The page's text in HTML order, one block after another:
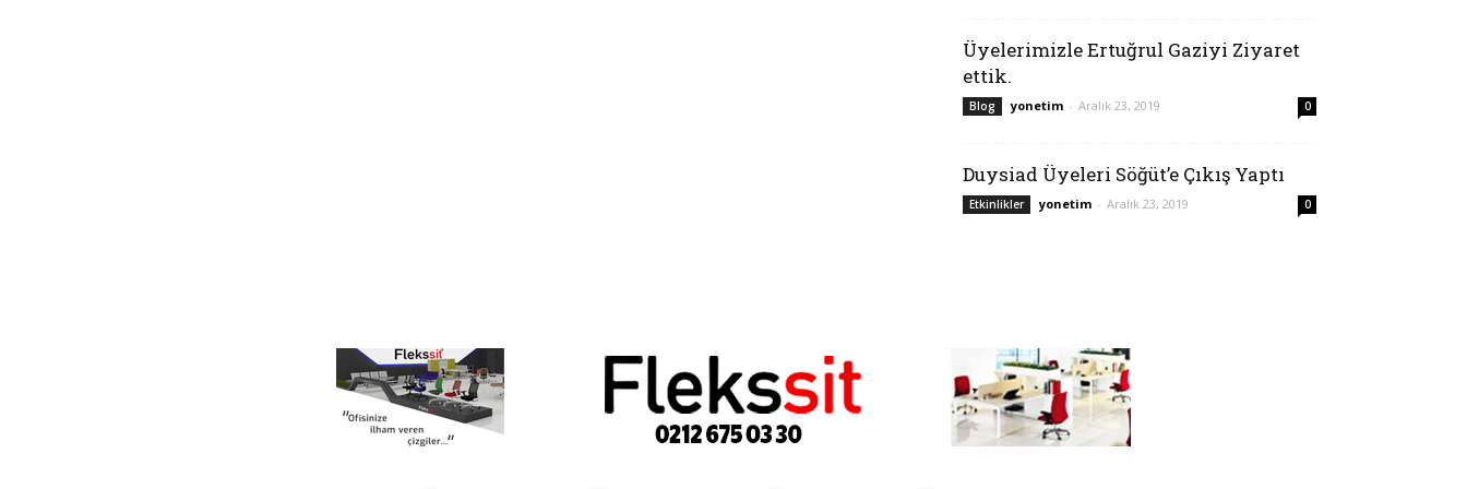
Üyelerimizle Ertuğrul Gaziyi Ziyaret
ettik.
Blog yonetim - Aralık 23, 2019 0
Duysiad Üyeleri Söğüt’e Çıkış Yaptı
Etkinlikler yonetim - Aralık 23, 2019 0